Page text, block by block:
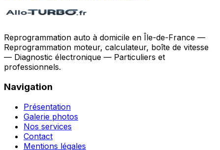
Reprogrammation auto à domicile en Île-de-France —
Reprogrammation moteur, calculateur, boîte de vitesse
— Diagnostic électronique — Particuliers et
professionnels.
Navigation
Présentation
Galerie photos
Nos services
Contact
Mentions légales